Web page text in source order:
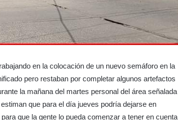
en la colocación de un nuevo semáforo en la
pero restaban por completar algunos artefactos
la mañana del martes personal del área señalada
que para el día jueves podría dejarse en
que la gente lo pueda comenzar a tener en cuenta